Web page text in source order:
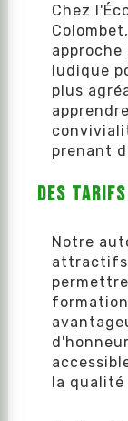
Chez
ludique
plus
prenant
Des
Notre
attractifs
la qualité